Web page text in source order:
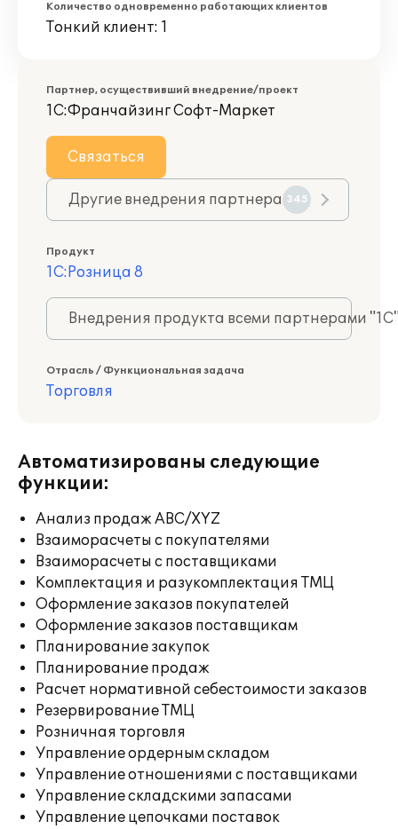
Количество одновременно работающих клиентов
Тонкий клиент: 1
Партнер, осуществивший внедрение/проект
1С:Франчайзинг Софт-Маркет
Связаться
Другие внедрения партнера 345
Продукт
1С:Розница 8
Внедрения продукта всеми партнерами
Отрасль / Функциональная задача
Торговля
Автоматизированы следующие
функции:
Анализ продаж ABC/XYZ
Взаиморасчеты с покупателями
Взаиморасчеты с поставщиками
Комплектация и разукомплектация ТМЦ
Оформление заказов покупателей
Оформление заказов поставщикам
Планирование закупок
Планирование продаж
Расчет нормативной себестоимости заказов
Резервирование ТМЦ
Розничная торговля
Управление ордерным складом
Управление отношениями с поставщиками
Управление складскими запасами
Управление цепочками поставок